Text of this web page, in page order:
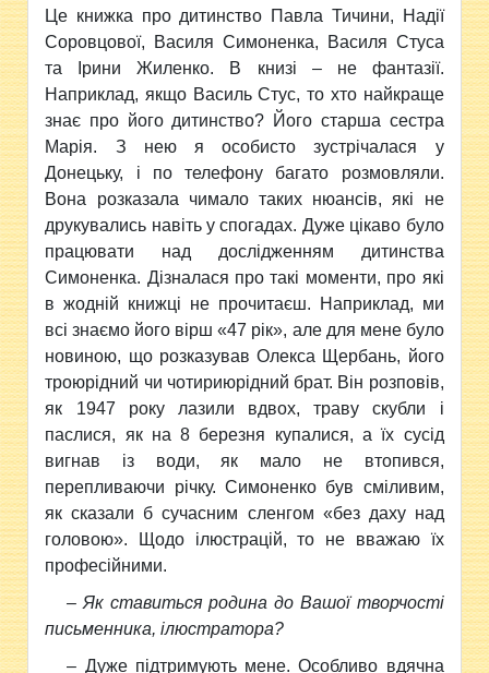
Це книжка про дитинство Павла Тичини, Надії
Соровцової, Василя Симоненка, Василя Стуса
та Ірини Жиленко. В книзі – не фантазії.
Наприклад, якщо Василь Стус, то хто найкраще
знає про його дитинство? Його старша сестра
Марія. З нею я особисто зустрічалася у
Донецьку, і по телефону багато розмовляли.
Вона розказала чимало таких нюансів, які не
друкувались навіть у спогадах. Дуже цікаво було
працювати над дослідженням дитинства
Симоненка. Дізналася про такі моменти, про які
в жодній книжці не прочитаєш. Наприклад, ми
всі знаємо його вірш «47 рік», але для мене було
новиною, що розказував Олекса Щербань, його
троюрідний чи чотириюрідний брат. Він розповів,
як 1947 року лазили вдвох, траву скубли і
паслися, як на 8 березня купалися, а їх сусід
вигнав із води, як мало не втопився,
перепливаючи річку. Симоненко був сміливим,
як сказали б сучасним сленгом «без даху над
головою». Щодо ілюстрацій, то не вважаю їх
професійними.
– Як ставиться родина до Вашої творчості
письменника, ілюстратора?
– Дуже підтримують мене. Особливо вдячна